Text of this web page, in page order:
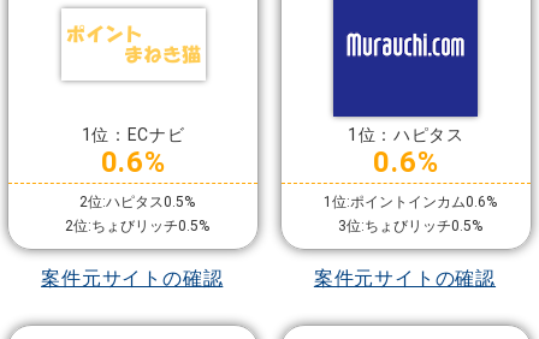
1位：ECナビ
0.6%
2位:ハピタス0.5%
2位:ちょびリッチ0.5%
案件元サイトの確認
1位：ハピタス
0.6%
1位:ポイントインカム0.6%
3位:ちょびリッチ0.5%
案件元サイトの確認